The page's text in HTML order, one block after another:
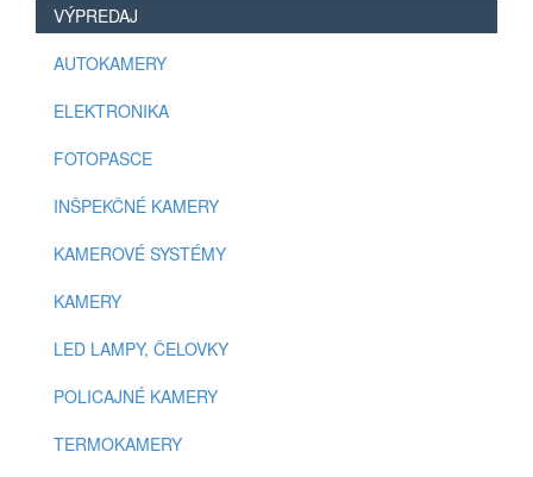
VÝPREDAJ
AUTOKAMERY
ELEKTRONIKA
FOTOPASCE
INŠPEKČNÉ KAMERY
KAMEROVÉ SYSTÉMY
KAMERY
LED LAMPY, ČELOVKY
POLICAJNÉ KAMERY
TERMOKAMERY